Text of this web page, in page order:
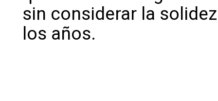
sin considerar la
los años.